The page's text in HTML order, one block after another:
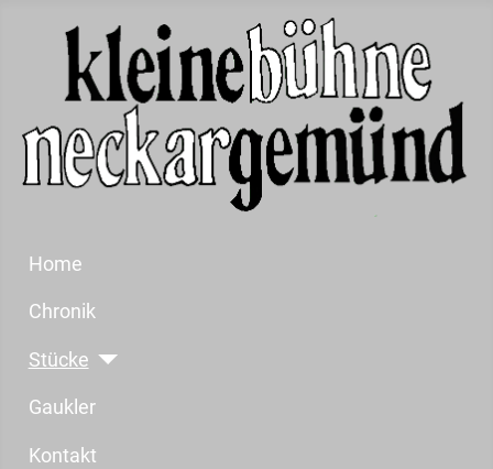
Home
Chronik
Stücke
Gaukler
Kontakt